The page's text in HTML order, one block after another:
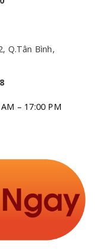
Q.Tân Bình,
– 17:00 PM